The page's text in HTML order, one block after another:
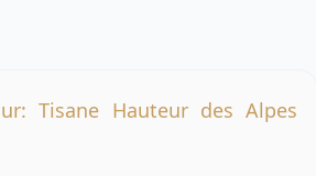
Tisane Hauteur des Alpes